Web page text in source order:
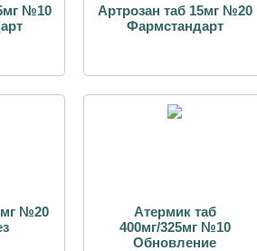
№10
Артрозан таб 15мг №20
Фармстандарт
№20
Атермик таб
400мг/325мг №10
Обновление